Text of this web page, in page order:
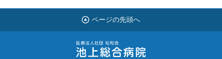
ページの先頭へ